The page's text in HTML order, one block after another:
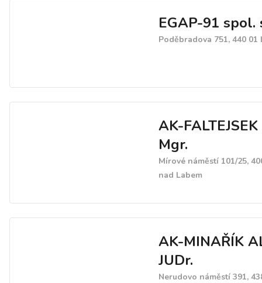
EGAP-91 spol.
Poděbradova 751, 440 01
AK-
Mgr.
Mírové náměstí 101/25,
nad Labem
AK-MINAŘÍK
JUDr.
Nerudovo náměstí 391,